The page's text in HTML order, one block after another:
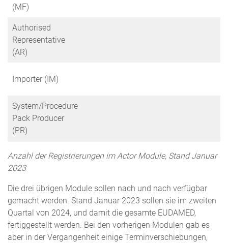
(MF)
Authorised
Representative
(AR)
Importer (IM)
System/Procedure
Pack Producer
(PR)
Anzahl der Registrierungen im Actor Module, Stand Januar
2023
Die drei übrigen Module sollen nach und nach verfügbar
gemacht werden. Stand Januar 2023 sollen sie im zweiten
Quartal von 2024, und damit die gesamte EUDAMED,
fertiggestellt werden. Bei den vorherigen Modulen gab es
aber in der Vergangenheit einige Terminverschiebungen,